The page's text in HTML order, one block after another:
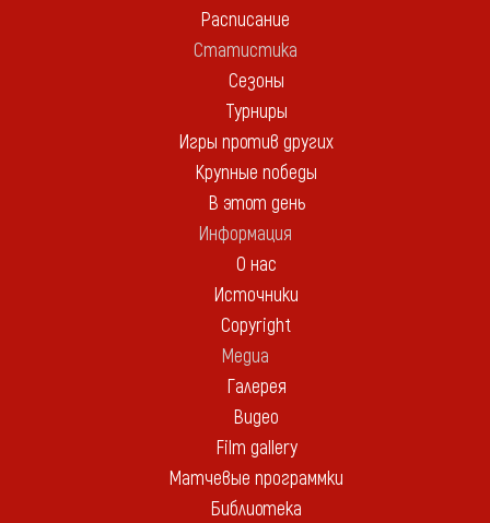
Расписание
Статистика
Сезоны
Турниры
Игры против других
Крупные победы
В этот день
Информация
О нас
Источники
Copyright
Медиа
Галерея
Видео
Film gallery
Матчевые программки
Библиотека